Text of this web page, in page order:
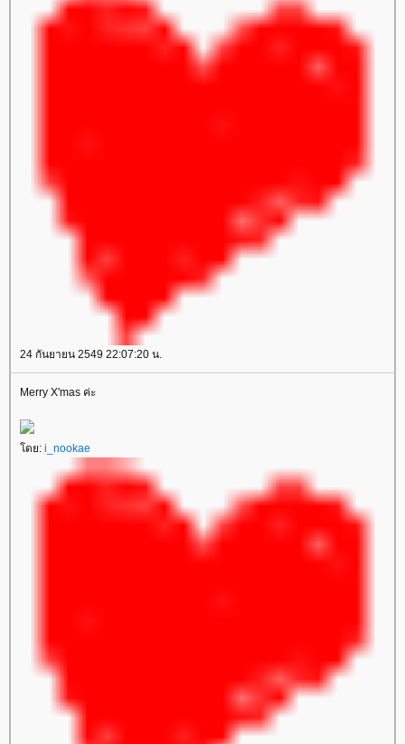
24 กันยายน 2549 22:07:20 น.
Merry X'mas ค่ะ
ดย: i_nookae